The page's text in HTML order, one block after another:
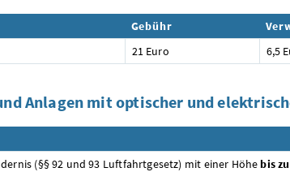
Gebühr
21 Euro 6,5
Anlagen mit optischer und
(§§ 92 und 93 Luftfahrtgesetz) mit einer Höhebis